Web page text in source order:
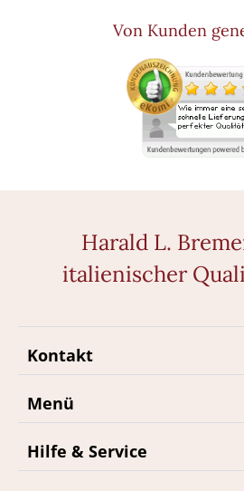
Von Kunden
Harald L.
italienischer
Kontakt
Menü
Hilfe & Service